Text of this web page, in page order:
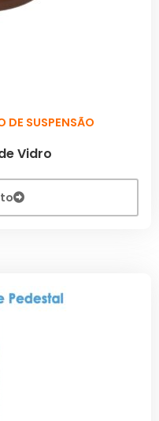
DE SUSPENSÃO
Vidro